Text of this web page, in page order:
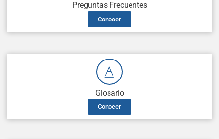
Preguntas Frecuentes
Conocer
Glosario
Conocer